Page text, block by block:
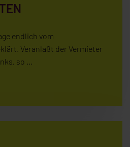
endlich vom
Veranlaßt der Vermieter
so …